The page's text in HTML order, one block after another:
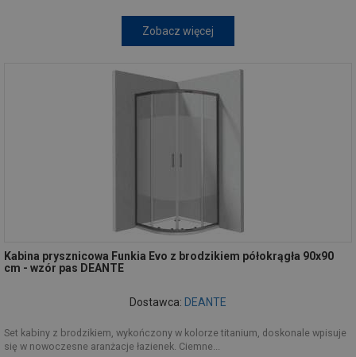
Zobacz więcej
Kabina prysznicowa Funkia Evo z brodzikiem półokrągła 90x90
cm - wzór pas DEANTE
Dostawca: DEANTE
Set kabiny z brodzikiem, wykończony w kolorze titanium, doskonale wpisuje
się w nowoczesne aranżacje łazienek. Ciemne...